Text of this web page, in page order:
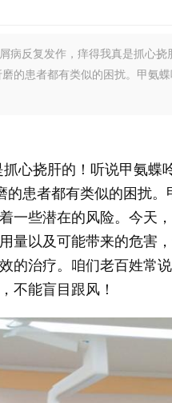
病反复发作，痒得我真是抓心挠
的患者都有类似的困扰。甲氨
心挠肝的！听说甲氨蝶
患者都有类似的困扰。
一些潜在的风险。今天
量以及可能带来的危害
的治疗。咱们老百姓常
不能盲目跟风！